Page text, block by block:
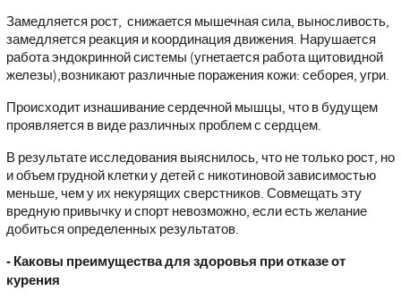
Замедляется рост, снижается мышечная сила, выносливость,
замедляется реакция и координация движения. Нарушается
работа эндокринной системы (угнетается работа щитовидной
железы),возникают различные поражения кожи: себорея, угри.
Происходит изнашивание сердечной мышцы, что в будущем
проявляется в виде различных проблем с сердцем.
В результате исследования выяснилось, что не только рост, но
и объем грудной клетки у детей с никотиновой зависимостью
меньше, чем у их некурящих сверстников. Совмещать эту
вредную привычку и спорт невозможно, если есть желание
добиться определенных результатов.
- Каковы преимущества для здоровья при отказе от
курения